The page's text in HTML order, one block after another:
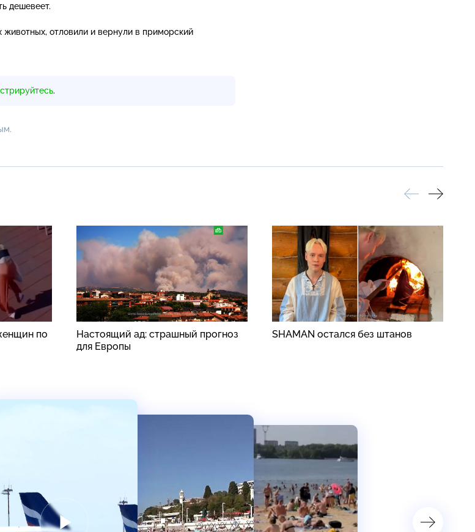
дешевеет.
отловили и вернули в приморский
.
по
Настоящий ад: страшный прогноз
для Европы
SHAMAN остался без штанов